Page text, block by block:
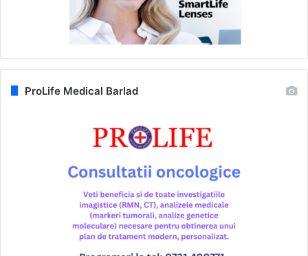
ProLife Medical Barlad